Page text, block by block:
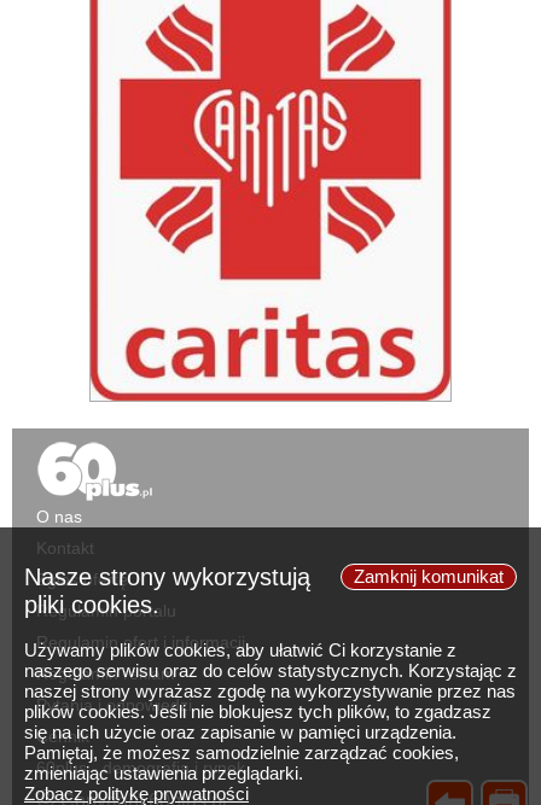
Zamknij komunikat
Nasze strony wykorzystują
pliki cookies.
Używamy plików cookies, aby ułatwić Ci korzystanie z
naszego serwisu oraz do celów statystycznych. Korzystając z
naszej strony wyrażasz zgodę na wykorzystywanie przez nas
plików cookies. Jeśli nie blokujesz tych plików, to zgadzasz
się na ich użycie oraz zapisanie w pamięci urządzenia.
Pamiętaj, że możesz samodzielnie zarządzać cookies,
zmieniając ustawienia przeglądarki.
Zobacz politykę prywatności
O nas
Kontakt
Zgłoś ofertę
Regulamin portalu
Regulamin ofert i informacji
Regulamin reklam
Pytania i odpowiedzi
Cennik
60plus - demografia i rynek
©Copyright 60plus.pl